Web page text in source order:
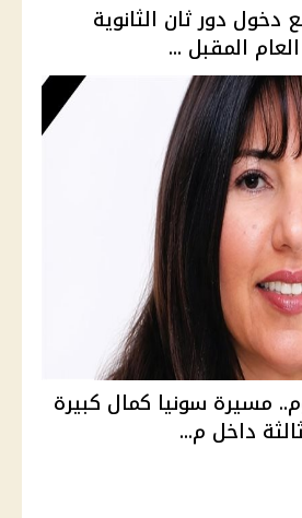
يمنع دخول دور ثان الثانوية
المقبل ...
مسيرة سونيا كمال كبيرة
داخل م...